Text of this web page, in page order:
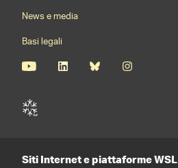
News e media
Basi legali
Siti Internet e piattaforme WSL